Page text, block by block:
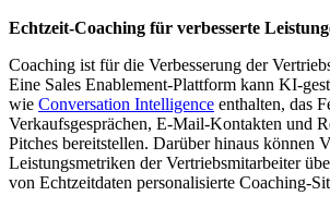
Echtzeit-Coaching für verbesserte
Coaching ist für die Verbesserung der
Eine Sales Enablement-Plattform kann KI-
wie Conversation Intelligence enthalten, das
Verkaufsgesprächen, E-Mail-Kontakten und
Pitches bereitstellen. Darüber hinaus können
Leistungsmetriken der Vertriebsmitarbeiter
von Echtzeitdaten personalisierte Coaching-